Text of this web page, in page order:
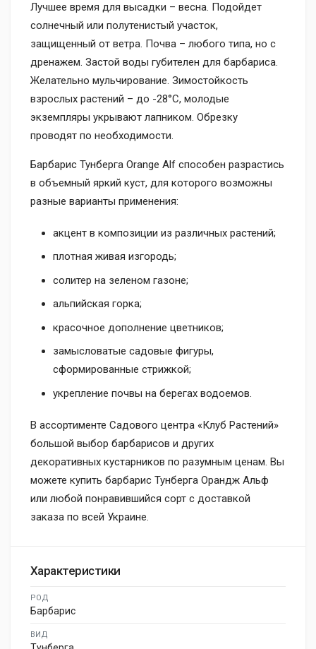
Лучшее время для высадки – весна. Подойдет
солнечный или полутенистый участок,
защищенный от ветра. Почва – любого типа, но с
дренажем. Застой воды губителен для барбариса.
Желательно мульчирование. Зимостойкость
взрослых растений – до -28°С, молодые
экземпляры укрывают лапником. Обрезку
проводят по необходимости.
Барбарис Тунберга Orange Alf способен разрастись
в объемный яркий куст, для которого возможны
разные варианты применения:
акцент в композиции из различных растений;
плотная живая изгородь;
солитер на зеленом газоне;
альпийская горка;
красочное дополнение цветников;
замысловатые садовые фигуры,
сформированные стрижкой;
укрепление почвы на берегах водоемов.
В ассортименте Садового центра «Клуб Растений»
большой выбор барбарисов и других
декоративных кустарников по разумным ценам. Вы
можете купить барбарис Тунберга Орандж Альф
или любой понравившийся сорт с доставкой
заказа по всей Украине.
Характеристики
РОД
Барбарис
ВИД